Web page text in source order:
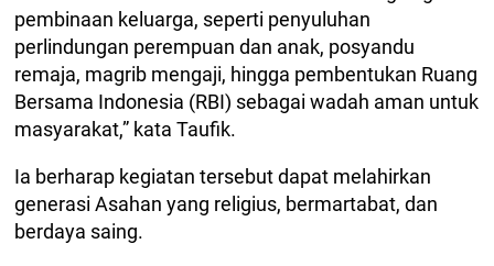
pembinaan keluarga, seperti penyuluhan
perlindungan perempuan dan anak, posyandu
remaja, magrib mengaji, hingga pembentukan Ruang
Bersama Indonesia (RBI) sebagai wadah aman untuk
masyarakat,” kata Taufik.
Ia berharap kegiatan tersebut dapat melahirkan
generasi Asahan yang religius, bermartabat, dan
berdaya saing.